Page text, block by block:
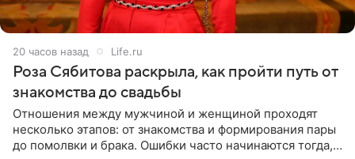
20 часов назад Life.ru
Роза Сябитова раскрыла, как пройти путь от
знакомства до свадьбы
Отношения между мужчиной и женщиной проходят
несколько этапов: от знакомства и формирования пары
до помолвки и брака. Ошибки часто начинаются тогда,